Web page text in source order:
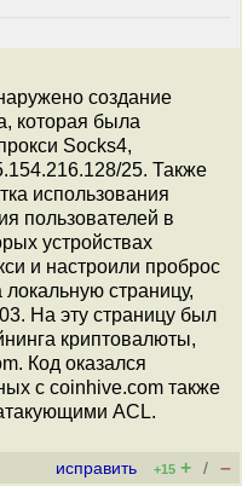
создание
которая была
Socks4,
25. Также
использования
пользователей в
устройствах
и настроили проброс
страницу,
На эту страницу был
криптовалюты,
Код оказался
с coinhive.com также
ACL.
исправить +15 + / –